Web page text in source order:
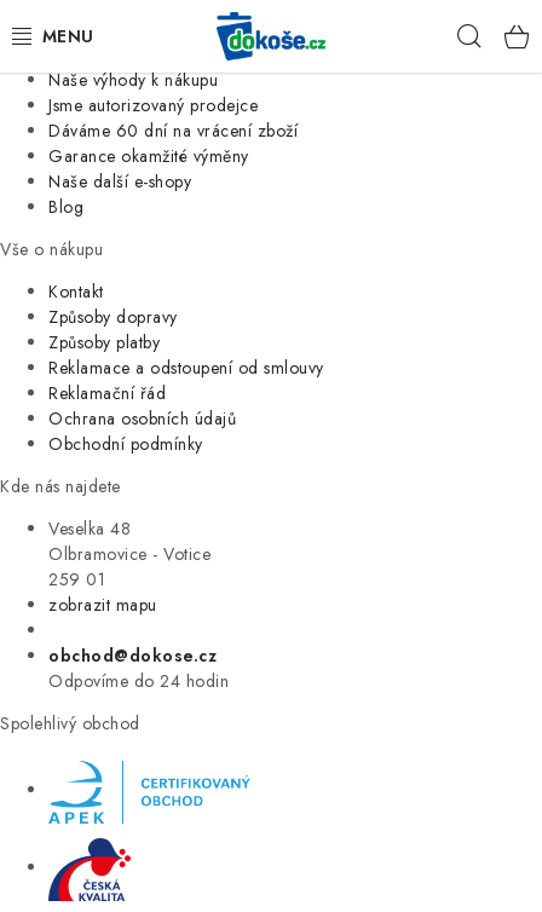
Jsme tradiční česká firma
Naše výhody k nákupu
Jsme autorizovaný prodejce
Dáváme 60 dní na vrácení zboží
Garance okamžité výměny
Naše další e-shopy
Blog
Vše o nákupu
Kontakt
Způsoby dopravy
Způsoby platby
Reklamace a odstoupení od smlouvy
Reklamační řád
Ochrana osobních údajů
Obchodní podmínky
Kde nás najdete
Veselka 48
Olbramovice - Votice
259 01
zobrazit mapu
obchod@dokose.cz
Odpovíme do 24 hodin
Spolehlivý obchod
KOŠE
SÁČKY
KUCHYNĚ
ORGANIZACE
DOMÁCNOST
ÚKLID
VÝPRODEJ
ZNAČKY
Úvod Kontakt Blog
Moje objednávka